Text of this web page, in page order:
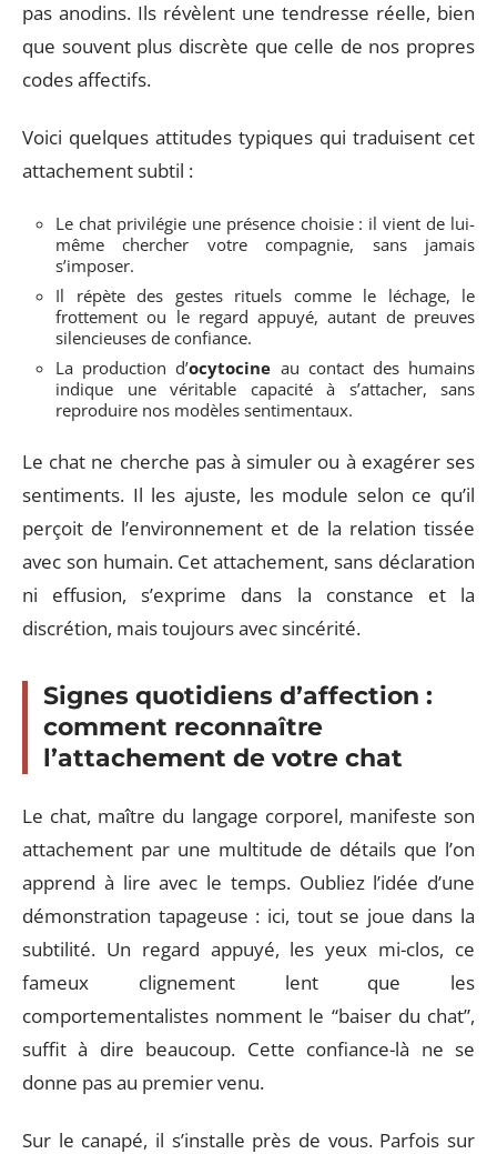
pas anodins. Ils révèlent une tendresse réelle, bien
que souvent plus discrète que celle de nos propres
codes affectifs.
Voici quelques attitudes typiques qui traduisent cet
attachement subtil :
Le chat privilégie une présence choisie : il vient de lui-
même chercher votre compagnie, sans jamais
s’imposer.
Il répète des gestes rituels comme le léchage, le
frottement ou le regard appuyé, autant de preuves
silencieuses de confiance.
La production d’ocytocine au contact des humains
indique une véritable capacité à s’attacher, sans
reproduire nos modèles sentimentaux.
Le chat ne cherche pas à simuler ou à exagérer ses
sentiments. Il les ajuste, les module selon ce qu’il
perçoit de l’environnement et de la relation tissée
avec son humain. Cet attachement, sans déclaration
ni effusion, s’exprime dans la constance et la
discrétion, mais toujours avec sincérité.
Signes quotidiens d’affection :
comment reconnaître
l’attachement de votre chat
Le chat, maître du langage corporel, manifeste son
attachement par une multitude de détails que l’on
apprend à lire avec le temps. Oubliez l’idée d’une
démonstration tapageuse : ici, tout se joue dans la
subtilité. Un regard appuyé, les yeux mi-clos, ce
fameux clignement lent que les
comportementalistes nomment le “baiser du chat”,
suffit à dire beaucoup. Cette confiance-là ne se
donne pas au premier venu.
Sur le canapé, il s’installe près de vous. Parfois sur